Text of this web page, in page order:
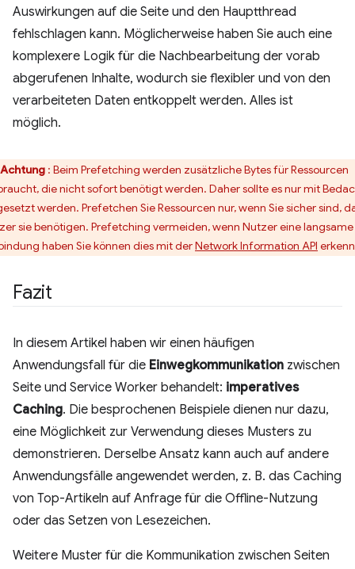
Auswirkungen auf die Seite und den Hauptthread
fehlschlagen kann. Möglicherweise haben Sie auch eine
komplexere Logik für die Nachbearbeitung der vorab
abgerufenen Inhalte, wodurch sie flexibler und von den
verarbeiteten Daten entkoppelt werden. Alles ist
möglich.
Achtung : Beim Prefetching werden zusätzliche Bytes für Ressourcen
die nicht sofort benötigt werden. Daher sollte es nur mit
werden. Prefetchen Sie Ressourcen nur, wenn Sie sicher sind,
sie benötigen. Prefetching vermeiden, wenn Nutzer eine langsame
haben Sie können dies mit derNetwork Information API
Fazit
In diesem Artikel haben wir einen häufigen
Anwendungsfall für die Einwegkommunikation zwischen
Seite und Service Worker behandelt: imperatives
Caching. Die besprochenen Beispiele dienen nur dazu,
eine Möglichkeit zur Verwendung dieses Musters zu
demonstrieren. Derselbe Ansatz kann auch auf andere
Anwendungsfälle angewendet werden, z. B. das Caching
von Top-Artikeln auf Anfrage für die Offline-Nutzung
oder das Setzen von Lesezeichen.
Weitere Muster für die Kommunikation zwischen Seiten